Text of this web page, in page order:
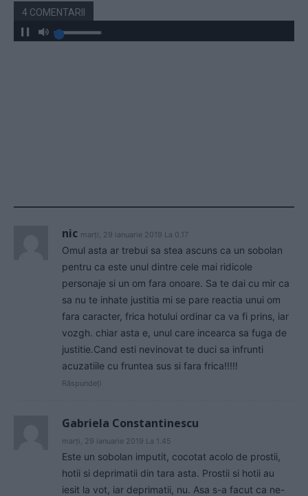
4 COMENTARII
nic marți, 29 ianuarie 2019 La 0.17
Omul asta ar trebui sa stea ascuns ca un sobolan
pentru ca este unul dintre cele mai ridicole
personaje si un om fara onoare. Sa te dai cu mir ca
sa nu te inhate justitia mi se pare reactia unui om
fara caracter, frica hotului ordinar ca va fi prins, iar
vozgh. chiar asta e, unul care incearca sa fuga de
justitie.Cand esti nevinovat te duci sa infrunti
acuzatiile cu fruntea sus si fara frica!!!!!
Răspundeți
Gabriela Constantinescu
marți, 29 ianuarie 2019 La 1.45
Este un sobolan imputit, cocotat acolo de prostii,
hotii si deprimatii din tara asta. Prostii si hotii au
iesit la vot, iar deprimatii, nu. Asa s-a facut ca ne-